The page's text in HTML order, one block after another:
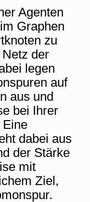
Agenten
Graphen
zu
der
legen
auf
aus und
bei Ihrer
Eine
dabei aus
der Stärke
mit
Ziel,